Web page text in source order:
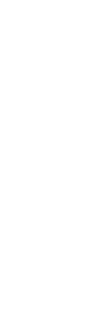
RPM, 20.2kG